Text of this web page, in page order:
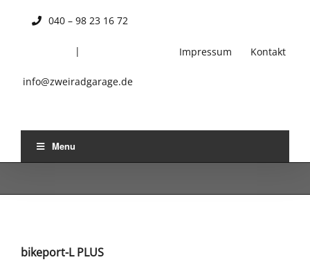
040 – 98 23 16 72
|
info@zweiradgarage.de
Impressum Kontakt
Menu
bikeport-L PLUS